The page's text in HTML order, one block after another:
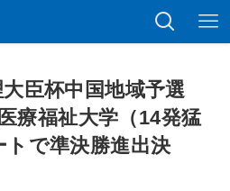
大臣杯中国地域予選
療福祉大学（14発猛
で準決勝進出決